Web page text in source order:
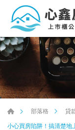
部落格
貸
小心買房陷阱！搞清楚地